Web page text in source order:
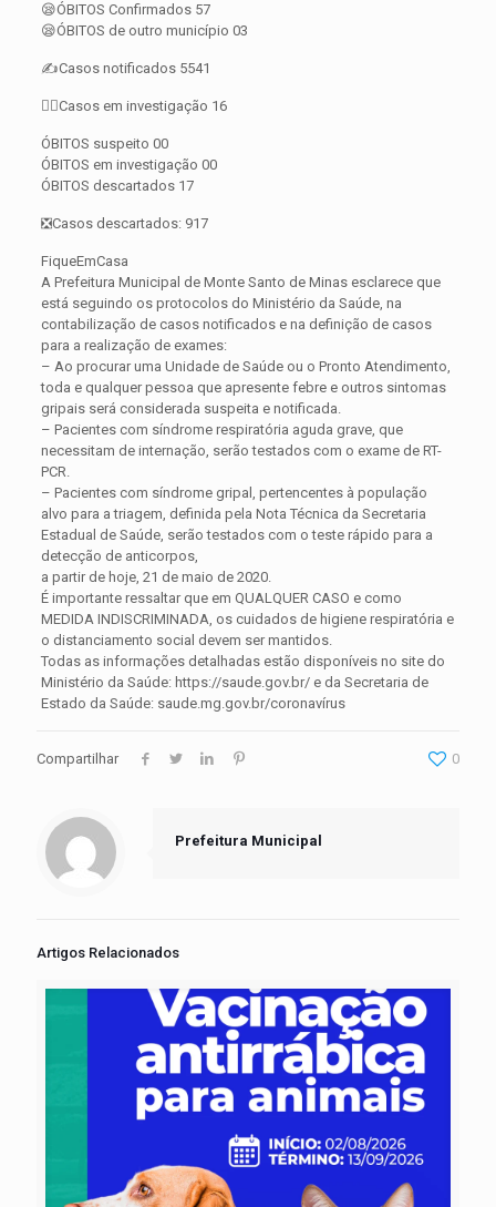
😪ÓBITOS Confirmados 57
😪ÓBITOS de outro município 03
✍️Casos notificados 5541
🕵️‍♀️Casos em investigação 16
ÓBITOS suspeito 00
ÓBITOS em investigação 00
ÓBITOS descartados 17
❎Casos descartados: 917
FiqueEmCasa
A Prefeitura Municipal de Monte Santo de Minas esclarece que
está seguindo os protocolos do Ministério da Saúde, na
contabilização de casos notificados e na definição de casos
para a realização de exames:
– Ao procurar uma Unidade de Saúde ou o Pronto Atendimento,
toda e qualquer pessoa que apresente febre e outros sintomas
gripais será considerada suspeita e notificada.
– Pacientes com síndrome respiratória aguda grave, que
necessitam de internação, serão testados com o exame de RT-
PCR.
– Pacientes com síndrome gripal, pertencentes à população
alvo para a triagem, definida pela Nota Técnica da Secretaria
Estadual de Saúde, serão testados com o teste rápido para a
detecção de anticorpos,
a partir de hoje, 21 de maio de 2020.
É importante ressaltar que em QUALQUER CASO e como
MEDIDA INDISCRIMINADA, os cuidados de higiene respiratória e
o distanciamento social devem ser mantidos.
Todas as informações detalhadas estão disponíveis no site do
Ministério da Saúde: https://saude.gov.br/ e da Secretaria de
Estado da Saúde: saude.mg.gov.br/coronavírus
Compartilhar 0
Prefeitura Municipal
Artigos Relacionados